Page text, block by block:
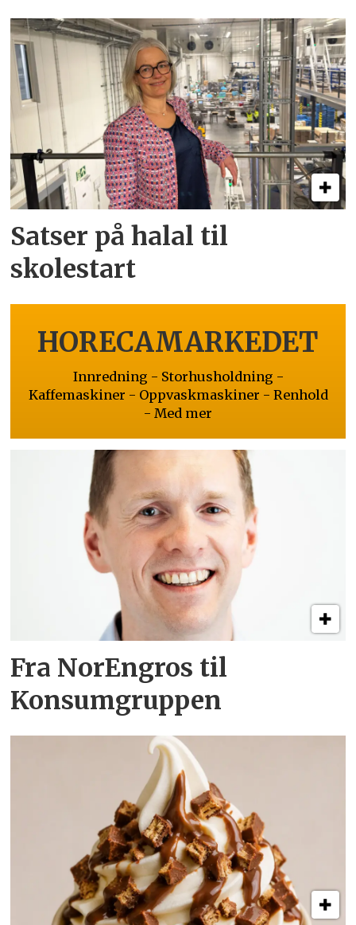
Satser på halal til
skolestart
HORECAMARKEDET
Innredning - Storhusholdning -
Kaffemaskiner - Oppvaskmaskiner - Renhold
- Med mer
Fra NorEngros til
Konsumgruppen